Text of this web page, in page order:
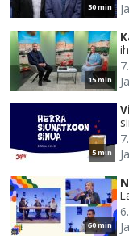
30 min
15 min
5 min
60 min